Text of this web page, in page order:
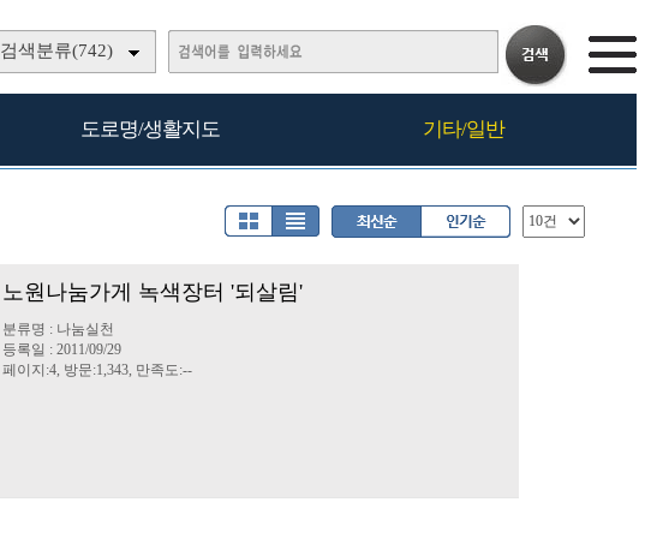
검색분류(742)
도로명/생활지도 기타/일반
노원나눔가게 녹색장터 '되살림'
분류명 : 나눔실천
등록일 : 2011/09/29
페이지:4, 방문:1,343, 만족도:--